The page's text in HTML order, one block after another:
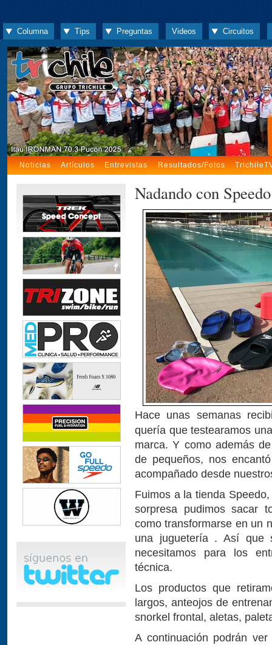
Columna Tips Preguntas Videos Circuitos
Noticias Artículos Entrevistas Resultados/Fotos
Nadando con
Hace unas semanas
quería que testearamos
marca. Y como además
de pequeños, nos
acompañado desde
Fuimos a la tienda
sorpresa pudimos sacar
como transformarse en un
una juguetería . Así que
necesitamos para los
técnica.
Los productos que
largos, anteojos de
snorkel frontal, aletas,
A continuación podrán